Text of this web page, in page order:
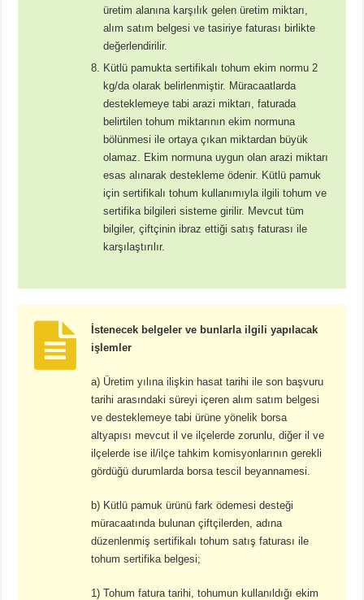
üretim alanına karşılık gelen üretim miktarı,
alım satım belgesi ve tasiriye faturası birlikte
değerlendirilir.
Kütlü pamukta sertifikalı tohum ekim normu 2
kg/da olarak belirlenmiştir. Müracaatlarda
desteklemeye tabi arazi miktarı, faturada
belirtilen tohum miktarının ekim normuna
bölünmesi ile ortaya çıkan miktardan büyük
olamaz. Ekim normuna uygun olan arazi miktarı
esas alınarak destekleme ödenir. Kütlü pamuk
için sertifikalı tohum kullanımıyla ilgili tohum ve
sertifika bilgileri sisteme girilir. Mevcut tüm
bilgiler, çiftçinin ibraz ettiği satış faturası ile
karşılaştırılır.
İstenecek belgeler ve bunlarla ilgili yapılacak
işlemler
a) Üretim yılına ilişkin hasat tarihi ile son başvuru
tarihi arasındaki süreyi içeren alım satım belgesi
ve desteklemeye tabi ürüne yönelik borsa
altyapısı mevcut il ve ilçelerde zorunlu, diğer il ve
ilçelerde ise il/ilçe tahkim komisyonlarının gerekli
gördüğü durumlarda borsa tescil beyannamesi.
b) Kütlü pamuk ürünü fark ödemesi desteği
müracaatında bulunan çiftçilerden, adına
düzenlenmiş sertifikalı tohum satış faturası ile
tohum sertifika belgesi;
1) Tohum fatura tarihi, tohumun kullanıldığı ekim